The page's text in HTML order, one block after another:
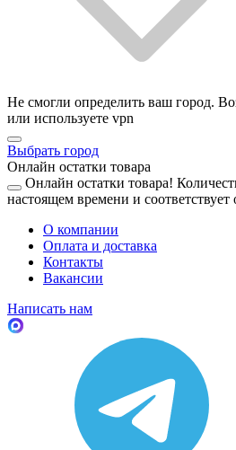
Не смогли определить ваш город.
или используете vpn
Выбрать город
Онлайн остатки товара
Онлайн остатки товара!
настоящем времени и соответствует
О компании
Оплата и доставка
Контакты
Вакансии
Написать нам